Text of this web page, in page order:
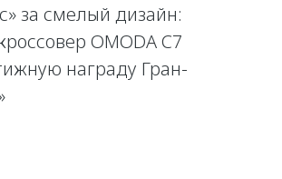
за смелый дизайн:
OMODA C7
награду Гран-